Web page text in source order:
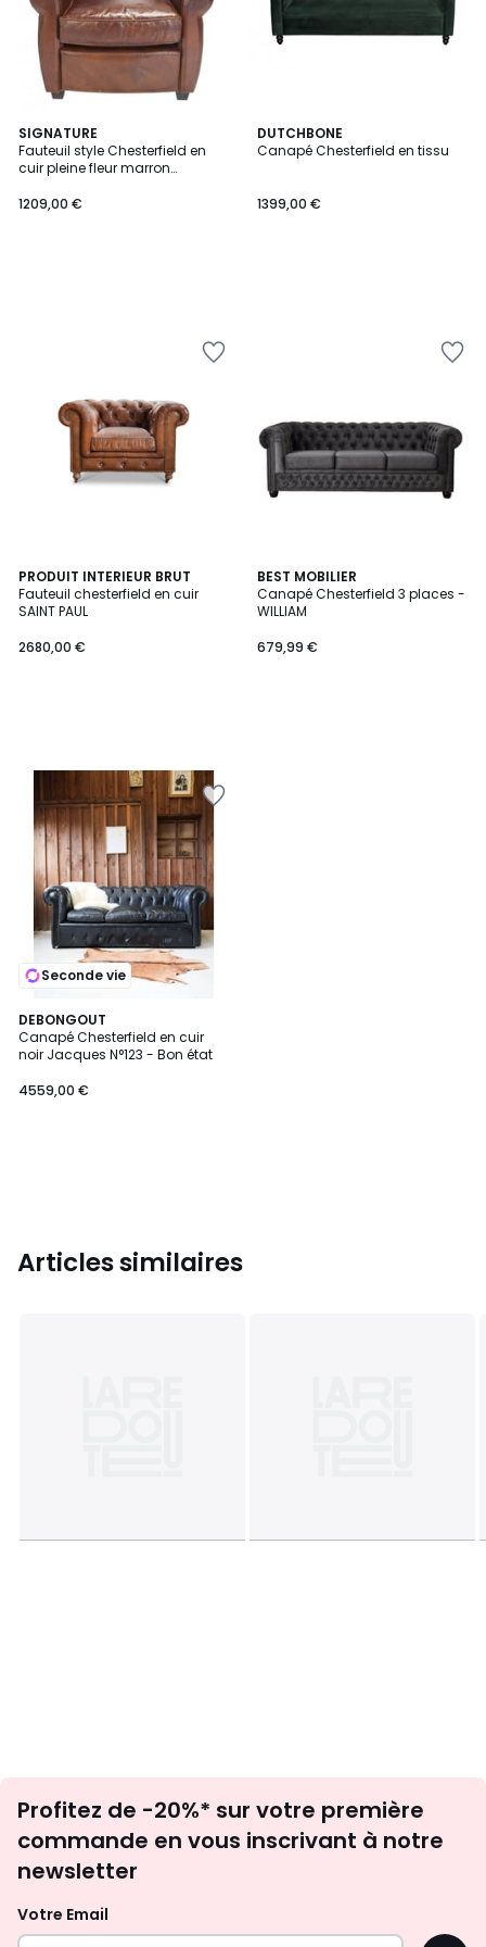
SIGNATURE
Fauteuil style Chesterfield en
cuir pleine fleur marron
€.
1209,00 €
DUTCHBONE
Canapé Chesterfield en tissu
1399,00 €
PRODUIT INTERIEUR BRUT
Fauteuil chesterfield en cuir
SAINT PAUL
2680,00 €
BEST MOBILIER
Canapé Chesterfield 3 places -
WILLIAM
679,99 €
Seconde vie
DEBONGOUT
Canapé Chesterfield en cuir
noir Jacques N°123 - Bon état
4559,00 €
Articles similaires
newsletter
Profitez de -20%* sur votre première
commande en vous inscrivant à notre
newsletter
Votre Email